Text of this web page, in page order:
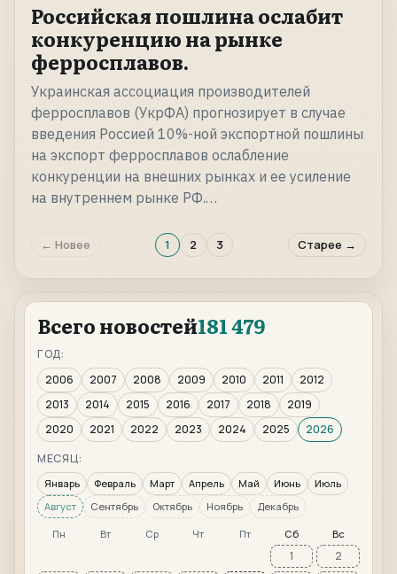
Российская пошлина ослабит
конкуренцию на рынке
ферросплавов.
Украинская ассоциация производителей
ферросплавов (УкрФА) прогнозирует в случае
введения Россией 10%-ной экспортной пошлины
на экспорт ферросплавов ослабление
конкуренции на внешних рынках и ее усиление
на внутреннем рынке РФ.…
← Новее 1 2 3 Старее →
Всего новостей181 479
ГОД:
2006
2007 2008 2009 2010 2011
2012
2013
2014 2015 2016 2017 2018
2019
2020
2021 2022 2023 2024 2025
2026
МЕСЯЦ:
Январь Февраль Март Апрель Май Июнь
Июль
Август
Сентябрь Октябрь Ноябрь Декабрь
Пн Вт Ср Чт Пт Сб Вс
1
2